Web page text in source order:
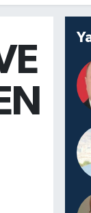
64,4811 %0.38
%0.03
13.779
%1.11